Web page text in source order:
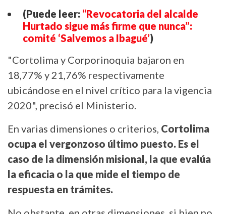
(Puede leer: “Revocatoria del alcalde
Hurtado sigue más firme que nunca”:
comité ‘Salvemos a Ibagué’)
"Cortolima y Corporinoquia bajaron en
18,77% y 21,76% respectivamente
ubicándose en el nivel crítico para la vigencia
2020", precisó el Ministerio.
En varias dimensiones o criterios, Cortolima
ocupa el vergonzoso último puesto. Es el
caso de la dimensión misional, la que evalúa
la eficacia o la que mide el tiempo de
respuesta en trámites.